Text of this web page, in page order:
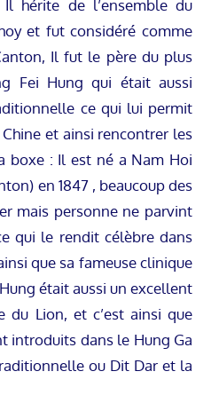
hérite de l’ensemble du
et fut considéré comme
Il fut le père du plus
Fei Hung qui était aussi
ce qui lui permit
et ainsi rencontrer les
boxe : Il est né a Nam Hoi
en 1847 , beaucoup des
mais personne ne parvint
qui le rendit célèbre dans
que sa fameuse clinique
était aussi un excellent
du Lion, et c’est ainsi que
introduits dans le Hung Ga
ou Dit Dar et la